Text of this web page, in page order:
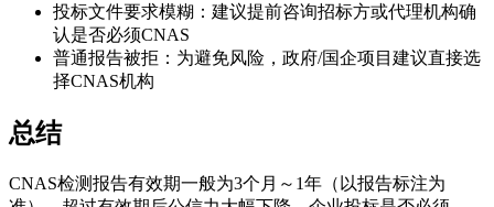
投标文件要求模糊：建议提前咨询招标方或代理机构确
认是否必须CNAS
普通报告被拒：为避免风险，政府/国企项目建议直接选
择CNAS机构
总结
CNAS检测报告有效期一般为3个月～1年（以报告标注为